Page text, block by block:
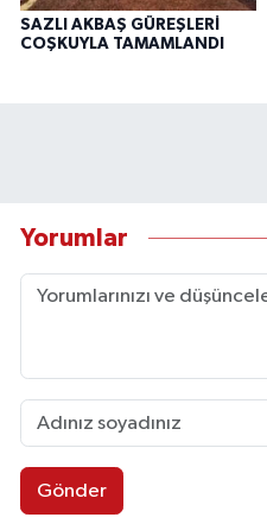
SAZLI AKBAŞ GÜREŞLERİ
COŞKUYLA TAMAMLANDI
Yorumlar
Gönder